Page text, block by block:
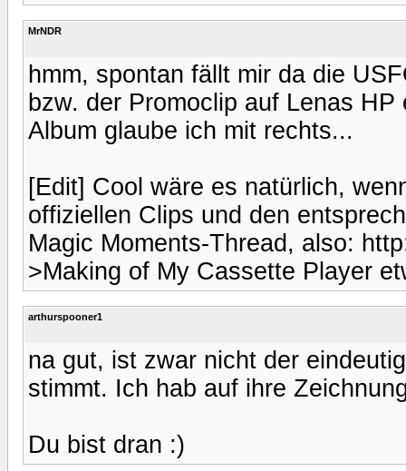
MrNDR
hmm, spontan fällt mir da die
bzw. der Promoclip auf Lenas
Album glaube ich mit rechts...
[Edit] Cool wäre es natürlich,
offiziellen Clips und den
Magic Moments-Thread, also:
>Making of My Cassette Player
arthurspooner1
na gut, ist zwar nicht der
stimmt. Ich hab auf ihre
Du bist dran :)